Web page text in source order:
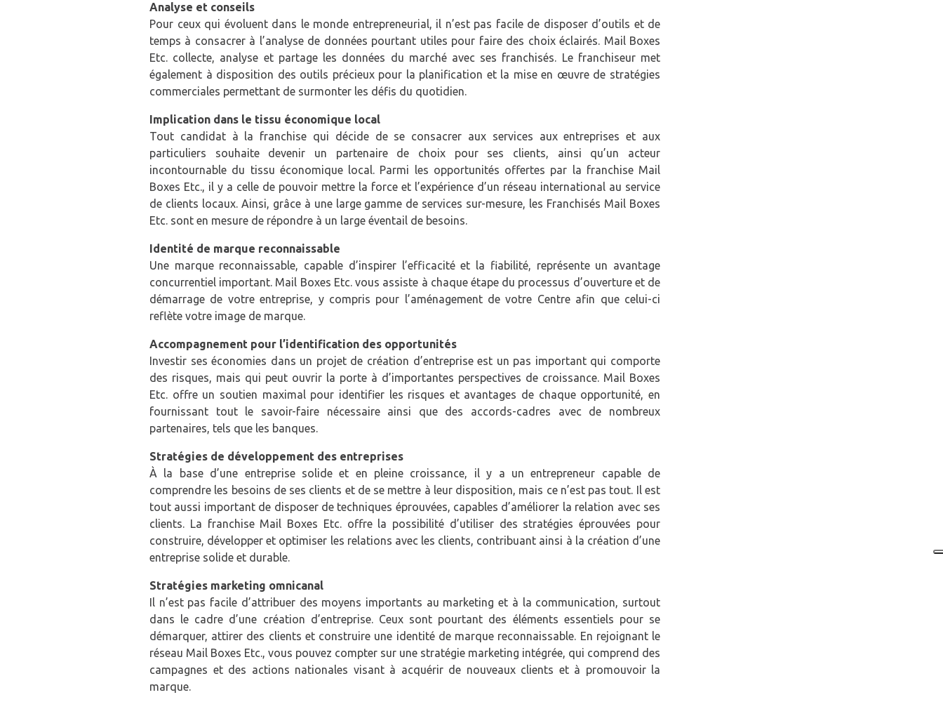
Analyse et conseils
Pour ceux qui évoluent dans le monde entrepreneurial, il n’est pas facile de disposer d’outils et de
temps à consacrer à l’analyse de données pourtant utiles pour faire des choix éclairés. Mail Boxes
Etc. collecte, analyse et partage les données du marché avec ses franchisés. Le franchiseur met
également à disposition des outils précieux pour la planification et la mise en œuvre de stratégies
commerciales permettant de surmonter les défis du quotidien.
Implication dans le tissu économique local
Tout candidat à la franchise qui décide de se consacrer aux services aux entreprises et aux
particuliers souhaite devenir un partenaire de choix pour ses clients, ainsi qu’un acteur
incontournable du tissu économique local. Parmi les opportunités offertes par la franchise Mail
Boxes Etc., il y a celle de pouvoir mettre la force et l’expérience d’un réseau international au service
de clients locaux. Ainsi, grâce à une large gamme de services sur-mesure, les Franchisés Mail Boxes
Etc. sont en mesure de répondre à un large éventail de besoins.
Identité de marque reconnaissable
Une marque reconnaissable, capable d’inspirer l’efficacité et la fiabilité, représente un avantage
concurrentiel important. Mail Boxes Etc. vous assiste à chaque étape du processus d’ouverture et de
démarrage de votre entreprise, y compris pour l’aménagement de votre Centre afin que celui-ci
reflète votre image de marque.
Accompagnement pour l’identification des opportunités
Investir ses économies dans un projet de création d’entreprise est un pas important qui comporte
des risques, mais qui peut ouvrir la porte à d’importantes perspectives de croissance. Mail Boxes
Etc. offre un soutien maximal pour identifier les risques et avantages de chaque opportunité, en
fournissant tout le savoir-faire nécessaire ainsi que des accords-cadres avec de nombreux
partenaires, tels que les banques.
Stratégies de développement des entreprises
À la base d’une entreprise solide et en pleine croissance, il y a un entrepreneur capable de
comprendre les besoins de ses clients et de se mettre à leur disposition, mais ce n’est pas tout. Il est
tout aussi important de disposer de techniques éprouvées, capables d’améliorer la relation avec ses
clients. La franchise Mail Boxes Etc. offre la possibilité d’utiliser des stratégies éprouvées pour
construire, développer et optimiser les relations avec les clients, contribuant ainsi à la création d’une
entreprise solide et durable.
Stratégies marketing omnicanal
Il n’est pas facile d’attribuer des moyens importants au marketing et à la communication, surtout
dans le cadre d’une création d’entreprise. Ceux sont pourtant des éléments essentiels pour se
démarquer, attirer des clients et construire une identité de marque reconnaissable. En rejoignant le
réseau Mail Boxes Etc., vous pouvez compter sur une stratégie marketing intégrée, qui comprend des
campagnes et des actions nationales visant à acquérir de nouveaux clients et à promouvoir la
marque.